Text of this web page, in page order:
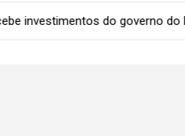
do governo do Estado